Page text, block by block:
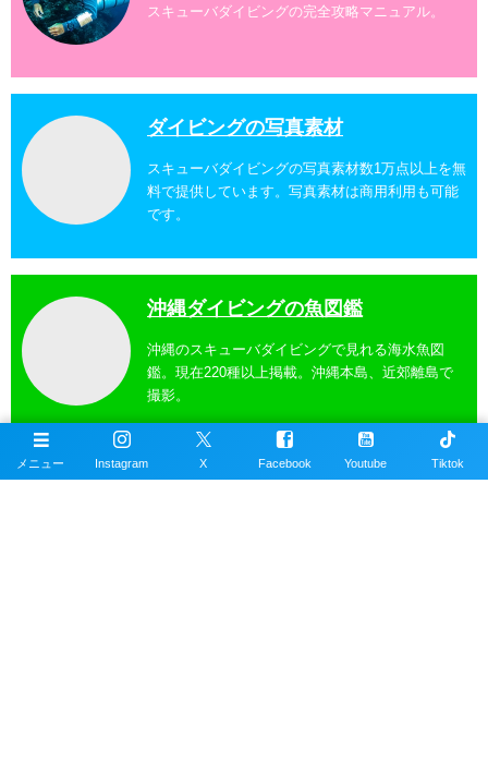
スキューバダイビングの完全攻略マニュアル。
ダイビングの写真素材
スキューバダイビングの写真素材数1万点以上を無
料で提供しています。写真素材は商用利用も可能
です。
沖縄ダイビングの魚図鑑
沖縄のスキューバダイビングで見れる海水魚図
鑑。現在220種以上掲載。沖縄本島、近郊離島で
撮影。
メニュー Instagram X Facebook Youtube Tiktok